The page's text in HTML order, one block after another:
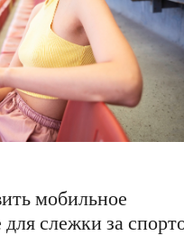
мобильное
слежки за